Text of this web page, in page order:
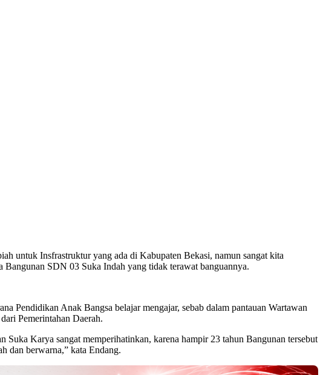
untuk Insfrastruktur yang ada di Kabupaten Bekasi, namun sangat kita
SDN 03 Suka Indah yang tidak terawat banguannya.
Pendidikan Anak Bangsa belajar mengajar, sebab dalam pantauan Wartawan
Pemerintahan Daerah.
Karya sangat memperihatinkan, karena hampir 23 tahun Bangunan tersebut
dan berwarna,” kata Endang.